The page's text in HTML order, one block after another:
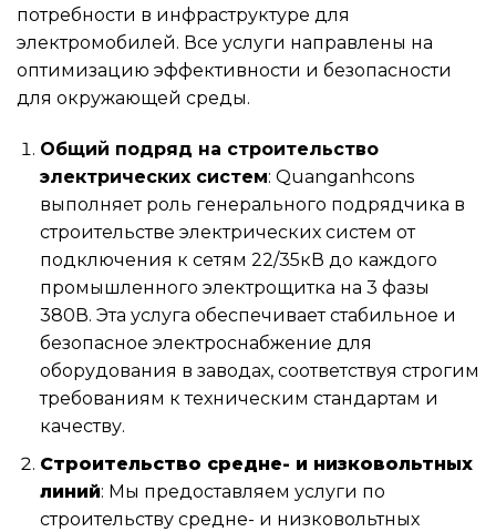
потребности в инфраструктуре для
электромобилей. Все услуги направлены на
оптимизацию эффективности и безопасности
для окружающей среды.
Общий подряд на строительство
электрических систем: Quanganhcons
выполняет роль генерального подрядчика в
строительстве электрических систем от
подключения к сетям 22/35кВ до каждого
промышленного электрощитка на 3 фазы
380В. Эта услуга обеспечивает стабильное и
безопасное электроснабжение для
оборудования в заводах, соответствуя строгим
требованиям к техническим стандартам и
качеству.
Строительство средне- и низковольтных
линий: Мы предоставляем услуги по
строительству средне- и низковольтных